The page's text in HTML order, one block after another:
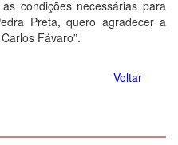
condições necessárias para
Preta, quero agradecer a
Fávaro”.
Voltar